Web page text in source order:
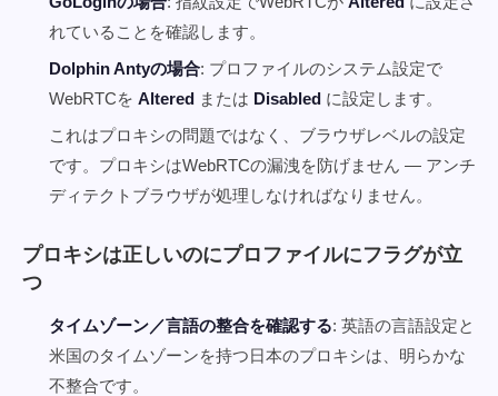
れていることを確認します。
Dolphin Antyの場合: プロファイルのシステム設定で
WebRTCを Altered または Disabled に設定します。
これはプロキシの問題ではなく、ブラウザレベルの設定
です。プロキシはWebRTCの漏洩を防げません — アンチ
ディテクトブラウザが処理しなければなりません。
プロキシは正しいのにプロファイルにフラグが立
つ
タイムゾーン／言語の整合を確認する: 英語の言語設定と
米国のタイムゾーンを持つ日本のプロキシは、明らかな
不整合です。